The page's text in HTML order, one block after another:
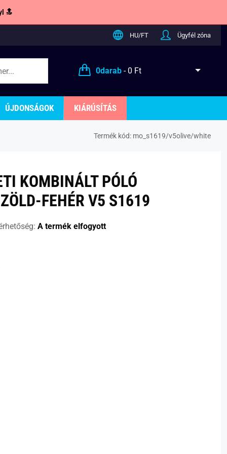
🔝
HU/FT Ügyfél zóna
0darab- 0 Ft
ÚJDONSÁGOK KIÁRÚSÍTÁS
Termék kód: mo_s1619/v5olive/white
KOMBINÁLT PÓLÓ
FEHÉR V5 S1619
A termék elfogyott